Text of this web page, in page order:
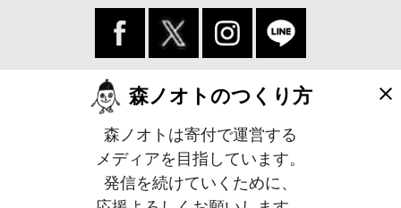
森ノオトのつくり方
森ノオトは寄付で運営する
メディアを目指しています。
発信を続けていくために、